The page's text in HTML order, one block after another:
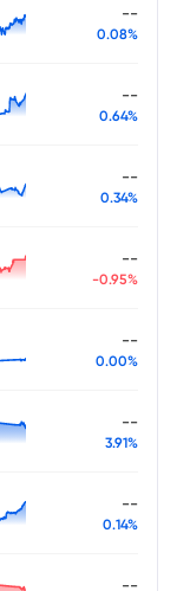
--
0.08%
--
0.64%
--
0.34%
--
-0.95%
--
0.00%
--
3.91%
--
0.14%
--